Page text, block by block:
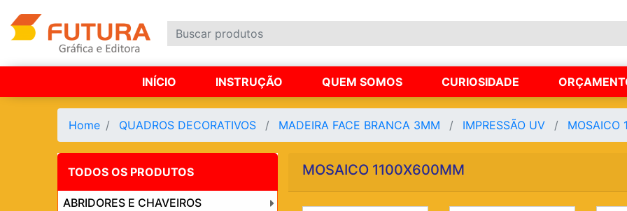
INÍCIO INSTRUÇÃO QUEM SOMOS CURIOSIDADE
Home QUADROS DECORATIVOS MADEIRA FACE BRANCA 3MM IMPRESSÃO UV
TODOS OS PRODUTOS
ABRIDORES E CHAVEIROS
MOSAICO 1100X600MM